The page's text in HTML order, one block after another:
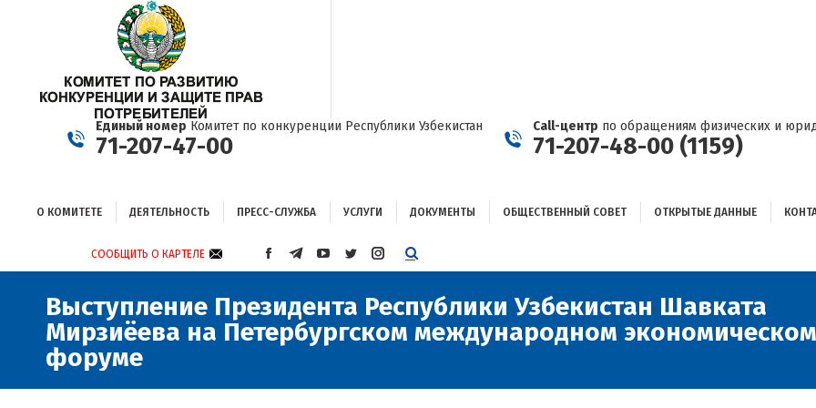
Единый номер Комитет по конкуренции Республики Узбекистан
71-207-47-00
Call-центр по обращениям физических и
71-207-48-00 (1159)
О КОМИТЕТЕ ДЕЯТЕЛЬНОСТЬ ПРЕСС-СЛУЖБА УСЛУГИ ДОКУМЕНТЫ ОБЩЕСТВЕННЫЙ СОВЕТ ОТКРЫТЫЕ ДАННЫЕ
СООБЩИТЬ О КАРТЕЛЕ
СТРАНИЦА
В
НОВОМ
СТРАНИЦА
ОТКРЫВАЕТСЯ
В
НОВОМ
СТРАНИЦА
ОТКРЫВАЕТСЯ
В
НОВОМ
СТРАНИЦА
ОТКРЫВАЕТСЯ
В
НОВОМ
СТРАНИЦА
ОТКРЫВАЕТСЯ
В
НОВОМ
Выступление Президента Республики Узбекистан Шавката
Мирзиёева на Петербургском международном экономическом
форуме
О КОМИТЕТЕ ДЕЯТЕЛЬНОСТЬ